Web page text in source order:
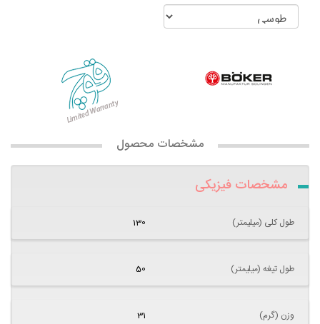
مشخصات محصول
مشخصات فیزیکی
طول کلی (میلیمتر) 130
طول تیغه (میلیمتر) 50
وزن (گرم) 31